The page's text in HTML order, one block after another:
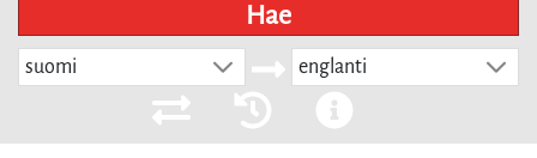
Hae
suomi englanti